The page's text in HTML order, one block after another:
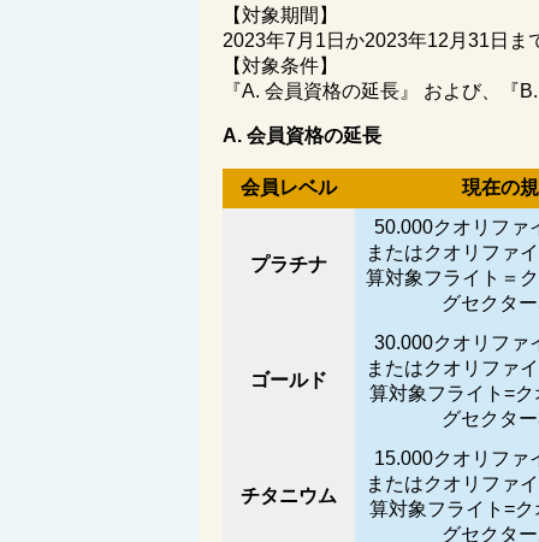
【対象期間】
2023年7月1日か2023年12月31日ま
【対象条件】
『A. 会員資格の延長』 および、『
A. 会員資格の延長
会員レベル 現在の
プラチナ
50.000クオリファ
またはクオリファ
算対象フライト＝
グセクター
ゴールド
30.000クオリファ
またはクオリファ
算対象フライト =
グセクター
チタニウム
15.000クオリファ
またはクオリファ
算対象フライト =
グセクター